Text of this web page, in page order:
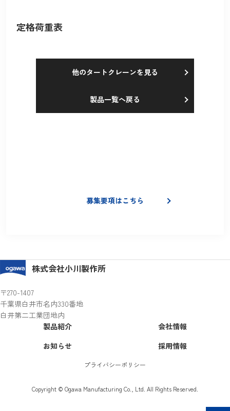
定格荷重表
他のタートクレーンを見る
製品一覧へ戻る
募集要項はこちら
株式会社小川製作所
〒270-1407
千葉県白井市名内330番地
白井第二工業団地内
製品紹介
会社情報
お知らせ
採用情報
プライバシーポリシー
Copyright © Ogawa Manufacturing Co., Ltd. All Rights Reserved.